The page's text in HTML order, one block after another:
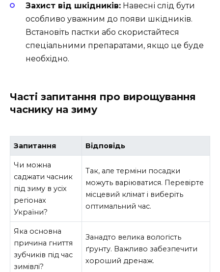
Захист від шкідників: Навесні слід бути
особливо уважним до появи шкідників.
Встановіть пастки або скористайтеся
спеціальними препаратами, якщо це буде
необхідно.
Часті запитання про вирощування
часнику на зиму
Запитання Відповідь
Чи можна
саджати часник
під зиму в усіх
регіонах
України?
Так, але терміни посадки
можуть варіюватися. Перевірте
місцевий клімат і виберіть
оптимальний час.
Яка основна
причина гниття
зубчиків під час
зимівлі?
Занадто велика вологість
ґрунту. Важливо забезпечити
хороший дренаж.